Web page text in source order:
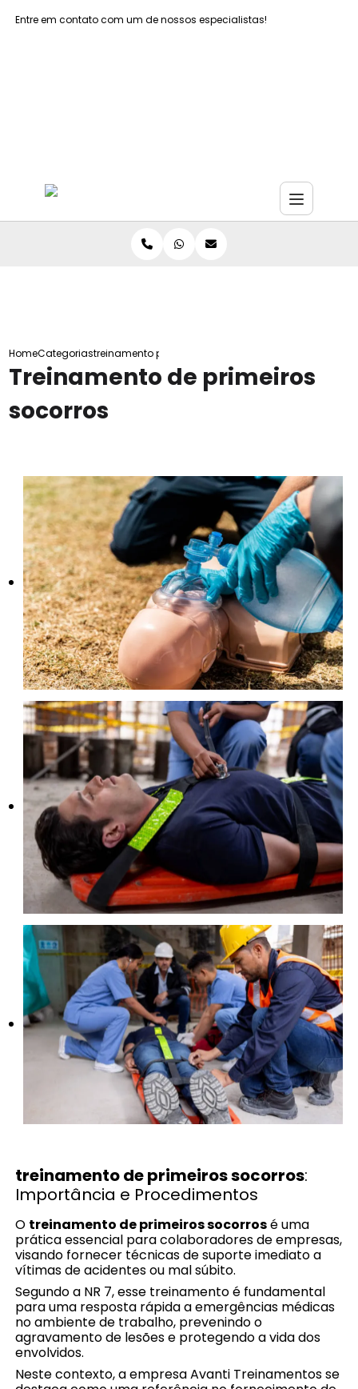
Entre em contato com um de nossos especialistas!
HomeCategoriastreinamento primeiros socorros
Treinamento de primeiros
socorros
treinamento de primeiros socorros:
Importância e Procedimentos
O treinamento de primeiros socorrosé uma
prática essencial para colaboradores de empresas,
visando fornecer técnicas de suporte imediato a
vítimas de acidentes ou mal súbito.
Segundo a NR 7, esse treinamento é fundamental
para uma resposta rápida a emergências médicas
no ambiente de trabalho, prevenindo o
agravamento de lesões e protegendo a vida dos
envolvidos.
Neste contexto, a empresa Avanti Treinamentos se